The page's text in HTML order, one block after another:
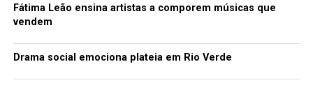
Fátima Leão ensina artistas a comporem músicas que
vendem
Drama social emociona plateia em Rio Verde